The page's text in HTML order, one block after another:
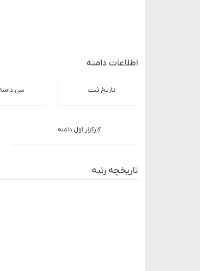
اطلاعات دامنه
تاریخ ثبت سن
کارگزار اول دامنه
تاریخچه رتبه